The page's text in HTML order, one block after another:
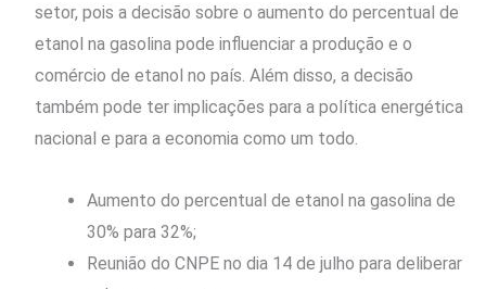
setor, pois a decisão sobre o aumento do percentual de
etanol na gasolina pode influenciar a produção e o
comércio de etanol no país. Além disso, a decisão
também pode ter implicações para a política energética
nacional e para a economia como um todo.
Aumento do percentual de etanol na gasolina de
30% para 32%;
Reunião do CNPE no dia 14 de julho para deliberar